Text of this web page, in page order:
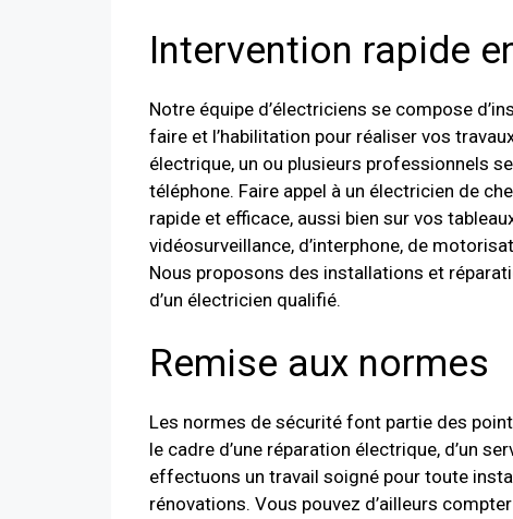
Intervention rapide
Notre équipe d’électriciens se compose
faire et l’habilitation pour réaliser vos
électrique, un ou plusieurs professionnels
téléphone. Faire appel à un électricien de
rapide et efficace, aussi bien sur vos
vidéosurveillance, d’interphone, de
Nous proposons des installations et
d’un électricien qualifié.
Remise aux normes
Les normes de sécurité font partie des
le cadre d’une réparation électrique, d’un
effectuons un travail soigné pour toute
rénovations. Vous pouvez d’ailleurs